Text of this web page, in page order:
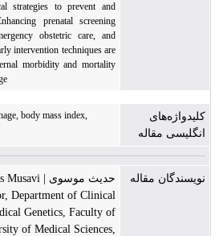
strategies to prevent and
prenatal screening
obstetric care, and
intervention techniques are
morbidity and mortality
کلیدواژه‌های
انگلیسی مقاله
body mass index,
نویسندگان مقاله
حدیث موسوی | Hadis Musavi
Department of Clinical
Genetics, Faculty of
of Medical Sciences,